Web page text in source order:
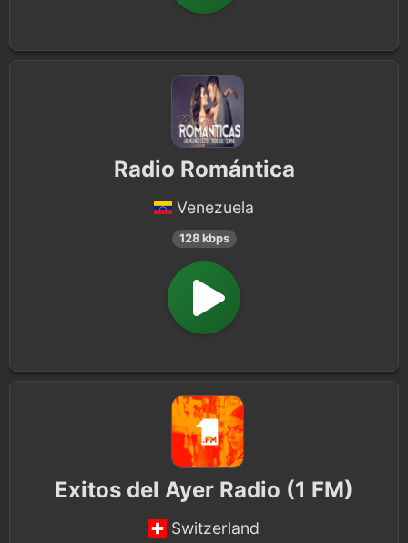
Radio Romántica
Venezuela
128 kbps
Exitos del Ayer Radio (1 FM)
Switzerland